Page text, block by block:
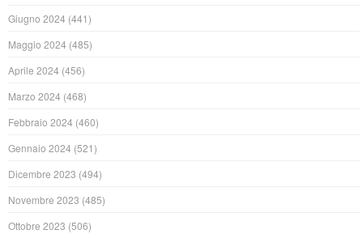
Giugno 2024 (441)
Maggio 2024 (485)
Aprile 2024 (456)
Marzo 2024 (468)
Febbraio 2024 (460)
Gennaio 2024 (521)
Dicembre 2023 (494)
Novembre 2023 (485)
Ottobre 2023 (506)